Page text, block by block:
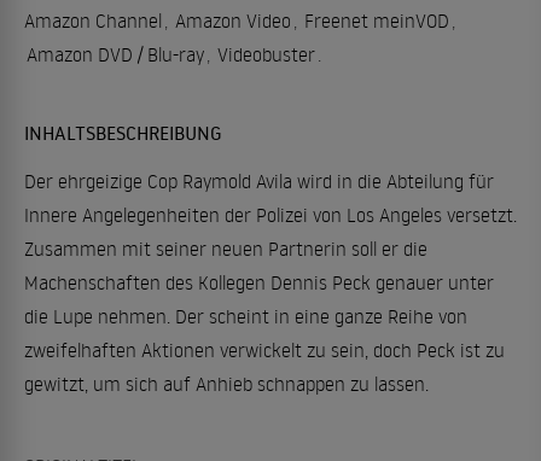
Amazon Channel
Amazon Video Freenet meinVOD
Amazon DVD / Blu-ray Videobuster
INHALTSBESCHREIBUNG
Der ehrgeizige Cop Raymold Avila wird in die Abteilung für
Innere Angelegenheiten der Polizei von Los Angeles versetzt.
Zusammen mit seiner neuen Partnerin soll er die
Machenschaften des Kollegen Dennis Peck genauer unter
die Lupe nehmen. Der scheint in eine ganze Reihe von
zweifelhaften Aktionen verwickelt zu sein, doch Peck ist zu
gewitzt, um sich auf Anhieb schnappen zu lassen.